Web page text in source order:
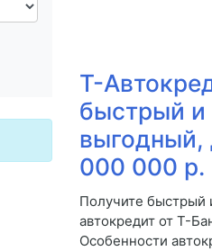
Т-
быстрый и
выгодный,
000 000 р.
Получите быстрый
автокредит от Т-
Особенности